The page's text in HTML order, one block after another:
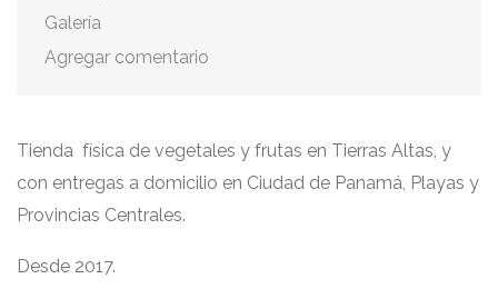
Galería
Agregar comentario
Tienda física de vegetales y frutas en Tierras Altas, y
con entregas a domicilio en Ciudad de Panamá, Playas y
Provincias Centrales.
Desde 2017.